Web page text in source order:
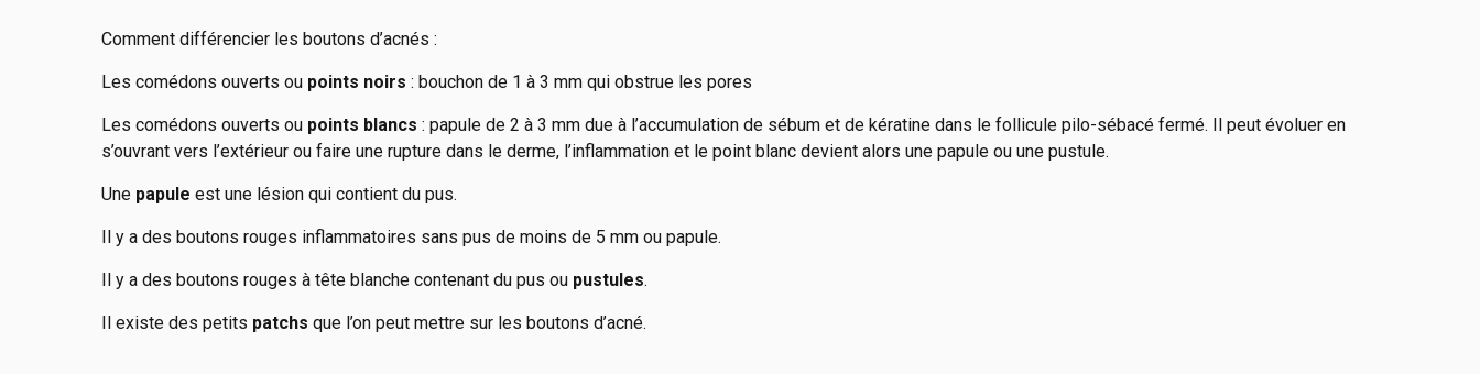
Comment différencier les boutons d’acnés :
Les comédons ouverts ou points noirs : bouchon de 1 à 3 mm qui obstrue les pores
Les comédons ouverts ou points blancs : papule de 2 à 3 mm due à l’accumulation de sébum et de kératine dans le follicule pilo-sébacé fermé. Il peut évoluer en
s’ouvrant vers l’extérieur ou faire une rupture dans le derme, l’inflammation et le point blanc devient alors une papule ou une pustule.
Une papule est une lésion qui contient du pus.
Il y a des boutons rouges inflammatoires sans pus de moins de 5 mm ou papule.
Il y a des boutons rouges à tête blanche contenant du pus ou pustules.
Il existe des petits patchs que l’on peut mettre sur les boutons d’acné.